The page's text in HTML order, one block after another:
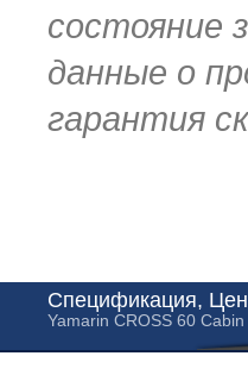
состояние
данные о
гарантия
Спецификация,
Yamarin CROSS 60